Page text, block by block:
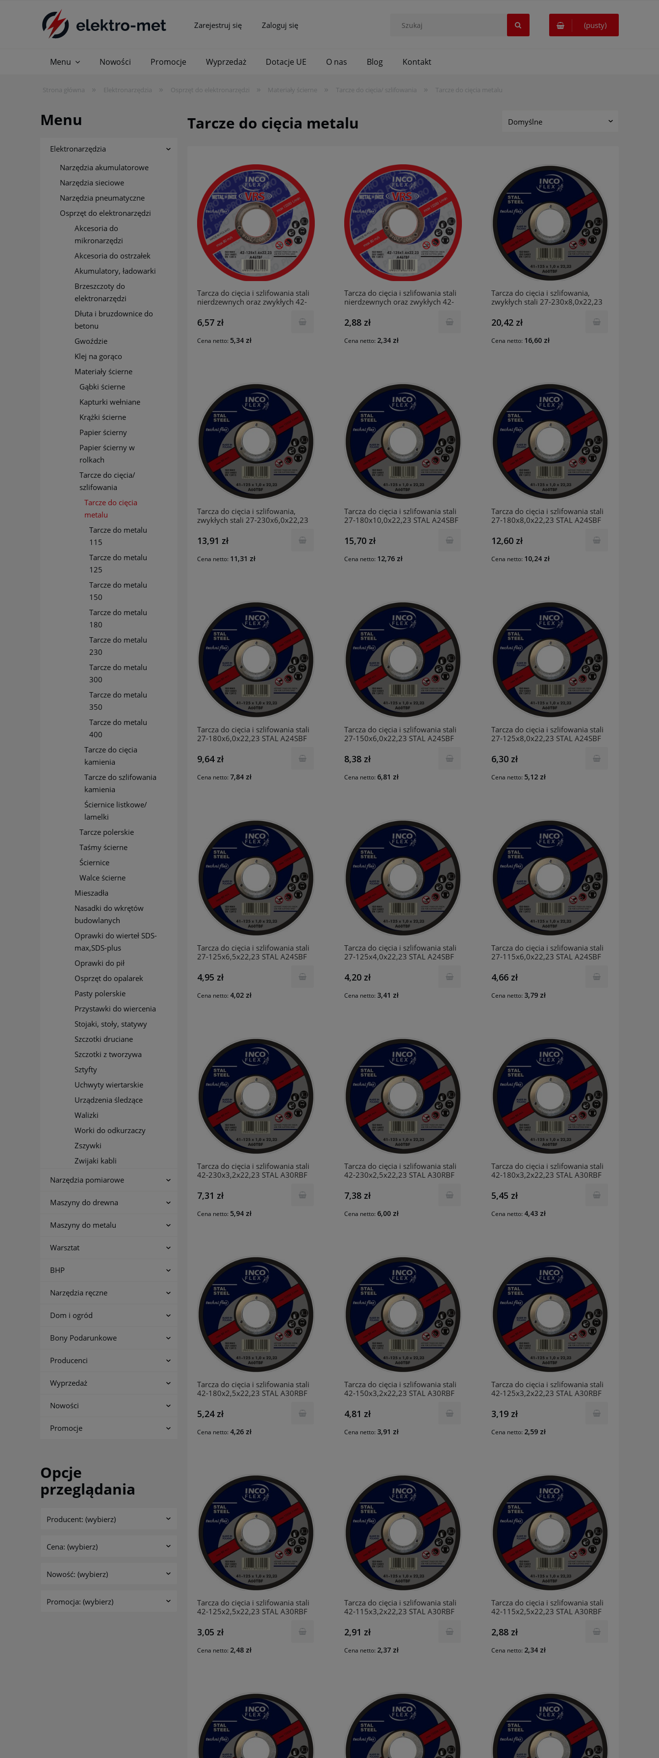
(pusty)
Zarejestruj się Zaloguj się
Menu Nowości Promocje Wyprzedaż Dotacje UE O nas Blog Kontakt
Strona główna » Elektronarzędzia » Osprzęt do elektronarzędzi » Materiały ścierne » Tarcze do cięcia/ szlifowania » Tarcze do cięcia metalu
Menu
Elektronarzędzia
Narzędzia akumulatorowe
Narzędzia sieciowe
Narzędzia pneumatyczne
Osprzęt do elektronarzędzi
Akcesoria do
mikronarzędzi
Akcesoria do ostrzałek
Akumulatory, ładowarki
Brzeszczoty do
elektronarzędzi
Dłuta i bruzdownice do
betonu
Gwoździe
Klej na gorąco
Materiały ścierne
Gąbki ścierne
Kapturki wełniane
Krążki ścierne
Papier ścierny
Papier ścierny w
rolkach
Tarcze do cięcia/
szlifowania
Tarcze do cięcia
metalu
Tarcze do metalu
115
Tarcze do metalu
125
Tarcze do metalu
150
Tarcze do metalu
180
Tarcze do metalu
230
Tarcze do metalu
300
Tarcze do metalu
350
Tarcze do metalu
400
Tarcze do cięcia
kamienia
Tarcze do szlifowania
kamienia
Ściernice listkowe/
lamelki
Tarcze polerskie
Taśmy ścierne
Ściernice
Walce ścierne
Mieszadła
Nasadki do wkrętów
budowlanych
Oprawki do wierteł SDS-
max,SDS-plus
Oprawki do pił
Osprzęt do opalarek
Pasty polerskie
Przystawki do wiercenia
Stojaki, stoły, statywy
Szczotki druciane
Szczotki z tworzywa
Sztyfty
Uchwyty wiertarskie
Urządzenia śledzące
Walizki
Worki do odkurzaczy
Zszywki
Zwijaki kabli
Narzędzia pomiarowe
Maszyny do drewna
Maszyny do metalu
Warsztat
BHP
Narzędzia ręczne
Dom i ogród
Bony Podarunkowe
Producenci
Wyprzedaż
Nowości
Promocje
Opcje
przeglądania
Producent: (wybierz)
Cena: (wybierz)
Nowość: (wybierz)
Promocja: (wybierz)
Tarcze do cięcia metalu
Tarcza do cięcia i szlifowania stali
nierdzewnych oraz zwykłych 42-
A60TBF INCO
6,57 zł
Cena netto: 5,34 zł
Tarcza do cięcia i szlifowania stali
nierdzewnych oraz zwykłych 42-
A60TBF INCO
2,88 zł
Cena netto: 2,34 zł
Tarcza do cięcia i szlifowania,
zwykłych stali 27-230x8,0x22,23
20,42 zł
Cena netto: 16,60 zł
Tarcza do cięcia i szlifowania,
zwykłych stali 27-230x6,0x22,23
13,91 zł
Cena netto: 11,31 zł
Tarcza do cięcia i szlifowania stali
27-180x10,0x22,23 STAL A24SBF
15,70 zł
Cena netto: 12,76 zł
Tarcza do cięcia i szlifowania stali
27-180x8,0x22,23 STAL A24SBF
12,60 zł
Cena netto: 10,24 zł
Tarcza do cięcia i szlifowania stali
27-180x6,0x22,23 STAL A24SBF
9,64 zł
Cena netto: 7,84 zł
Tarcza do cięcia i szlifowania stali
27-150x6,0x22,23 STAL A24SBF
8,38 zł
Cena netto: 6,81 zł
Tarcza do cięcia i szlifowania stali
27-125x8,0x22,23 STAL A24SBF
6,30 zł
Cena netto: 5,12 zł
Tarcza do cięcia i szlifowania stali
27-125x6,5x22,23 STAL A24SBF
4,95 zł
Cena netto: 4,02 zł
Tarcza do cięcia i szlifowania stali
27-125x4,0x22,23 STAL A24SBF
4,20 zł
Cena netto: 3,41 zł
Tarcza do cięcia i szlifowania stali
27-115x6,0x22,23 STAL A24SBF
4,66 zł
Cena netto: 3,79 zł
Tarcza do cięcia i szlifowania stali
42-230x3,2x22,23 STAL A30RBF
7,31 zł
Cena netto: 5,94 zł
Tarcza do cięcia i szlifowania stali
42-230x2,5x22,23 STAL A30RBF
7,38 zł
Cena netto: 6,00 zł
Tarcza do cięcia i szlifowania stali
42-180x3,2x22,23 STAL A30RBF
5,45 zł
Cena netto: 4,43 zł
Tarcza do cięcia i szlifowania stali
42-180x2,5x22,23 STAL A30RBF
5,24 zł
Cena netto: 4,26 zł
Tarcza do cięcia i szlifowania stali
42-150x3,2x22,23 STAL A30RBF
4,81 zł
Cena netto: 3,91 zł
Tarcza do cięcia i szlifowania stali
42-125x3,2x22,23 STAL A30RBF
3,19 zł
Cena netto: 2,59 zł
Tarcza do cięcia i szlifowania stali
42-125x2,5x22,23 STAL A30RBF
3,05 zł
Cena netto: 2,48 zł
Tarcza do cięcia i szlifowania stali
42-115x3,2x22,23 STAL A30RBF
2,91 zł
Cena netto: 2,37 zł
Tarcza do cięcia i szlifowania stali
42-115x2,5x22,23 STAL A30RBF
2,88 zł
Cena netto: 2,34 zł